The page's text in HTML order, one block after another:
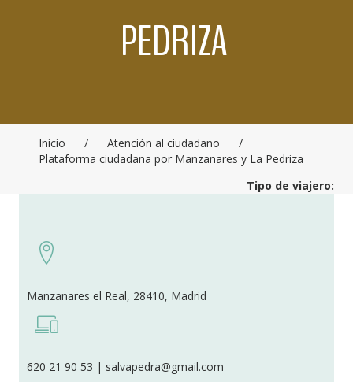
PEDRIZA
Inicio / Atención al ciudadano
/
Plataforma ciudadana por Manzanares y La Pedriza
Tipo de viajero:
Manzanares el Real, 28410, Madrid
620 21 90 53 | salvapedra@gmail.com